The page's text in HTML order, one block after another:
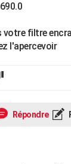
filtre
l'apercevoir
Répondre